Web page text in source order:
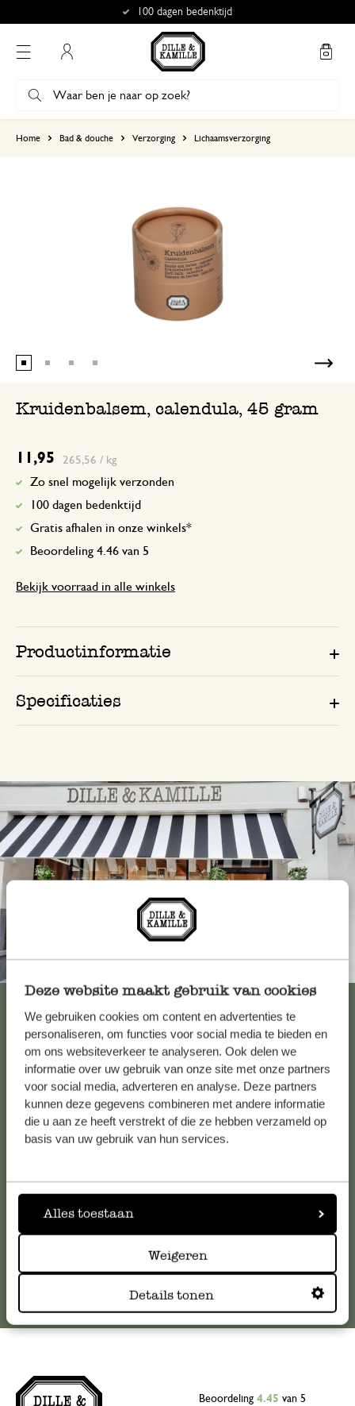
Deze website maakt gebruik van cookies
We gebruiken cookies om content en advertenties te
personaliseren, om functies voor social media te bieden en
om ons websiteverkeer te analyseren. Ook delen we
informatie over uw gebruik van onze site met onze partners
voor social media, adverteren en analyse. Deze partners
kunnen deze gegevens combineren met andere informatie
die u aan ze heeft verstrekt of die ze hebben verzameld op
basis van uw gebruik van hun services.
Alles toestaan
Weigeren
Details tonen
100 dagen bedenktijd
Home Bad & douche Verzorging Lichaamsverzorging
Kruidenbalsem, calendula, 45 gram
11,95 265,56 / kg
Zo snel mogelijk verzonden
100 dagen bedenktijd
Gratis afhalen in onze winkels*
Beoordeling 4.46 van 5
Bekijk voorraad in alle winkels
Productinformatie
Specificaties
Altijd in de buurt
Bekijk alle 62 winkels
Klantenservice
Voor vragen, tips of hulp kun je contact opnemen met onze
meestgestelde vragen
klantenservice@dille-kamille.com
Beoordeling 4.45 van 5